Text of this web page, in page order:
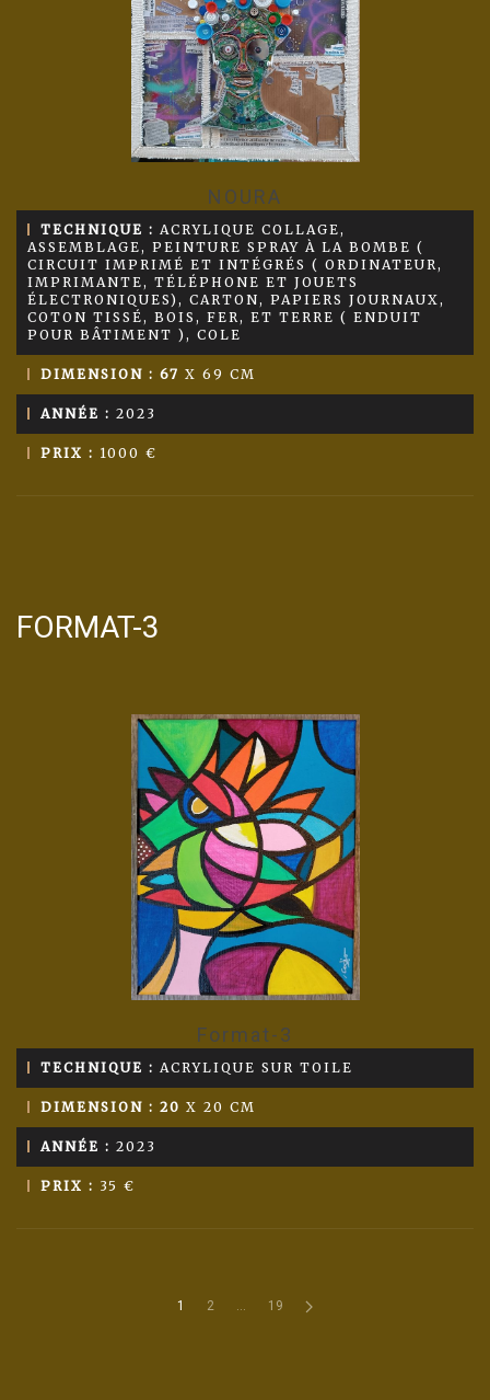
NOURA
TECHNIQUE : ACRYLIQUE COLLAGE,
ASSEMBLAGE, PEINTURE SPRAY À LA BOMBE (
CIRCUIT IMPRIMÉ ET INTÉGRÉS ( ORDINATEUR,
IMPRIMANTE, TÉLÉPHONE ET JOUETS
ÉLECTRONIQUES), CARTON, PAPIERS JOURNAUX,
COTON TISSÉ, BOIS, FER, ET TERRE ( ENDUIT
POUR BÂTIMENT ), COLE
DIMENSION : 67 X 69 CM
ANNÉE : 2023
PRIX : 1000 €
FORMAT-3
Format-3
TECHNIQUE : ACRYLIQUE SUR TOILE
DIMENSION : 20 X 20 CM
ANNÉE : 2023
PRIX : 35 €
1 2 … 19